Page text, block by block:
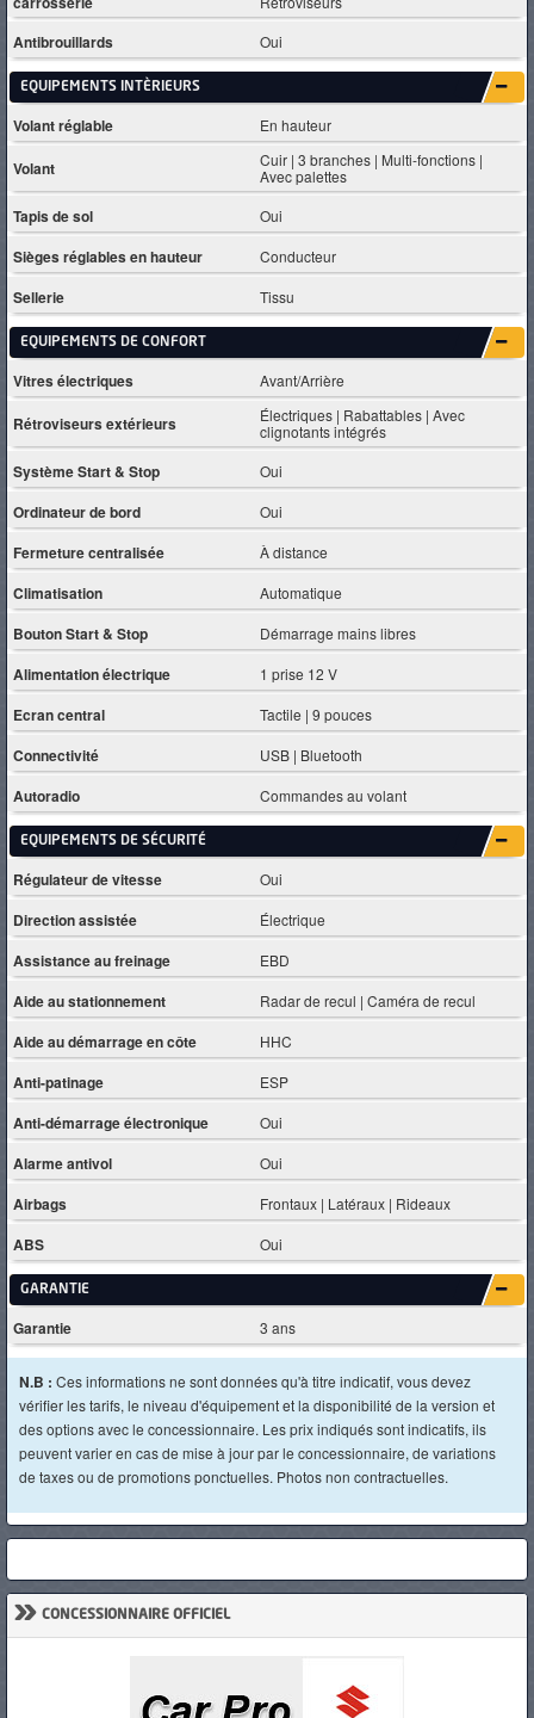
Antibrouillards Oui
EQUIPEMENTS INTÈRIEURS
Volant réglable En hauteur
Volant
Cuir | 3 branches | Multi-fonctions |
Avec palettes
Tapis de sol Oui
Sièges réglables en hauteur Conducteur
Sellerie Tissu
EQUIPEMENTS DE CONFORT
Vitres électriques Avant/Arrière
Rétroviseurs extérieurs
Électriques | Rabattables | Avec
clignotants intégrés
Système Start & Stop Oui
Ordinateur de bord Oui
Fermeture centralisée À distance
Climatisation Automatique
Bouton Start & Stop Démarrage mains libres
Alimentation électrique 1 prise 12 V
Ecran central Tactile | 9 pouces
Connectivité USB | Bluetooth
Autoradio Commandes au volant
EQUIPEMENTS DE SÉCURITÉ
Régulateur de vitesse Oui
Direction assistée Électrique
Assistance au freinage EBD
Aide au stationnement Radar de recul | Caméra de recul
Aide au démarrage en côte HHC
Anti-patinage ESP
Anti-démarrage électronique Oui
Alarme antivol Oui
Airbags Frontaux | Latéraux | Rideaux
ABS Oui
GARANTIE
Garantie 3 ans
N.B : Ces informations ne sont données qu'à titre indicatif, vous devez
vérifier les tarifs, le niveau d'équipement et la disponibilité de la version et
des options avec le concessionnaire. Les prix indiqués sont indicatifs, ils
peuvent varier en cas de mise à jour par le concessionnaire, de variations
de taxes ou de promotions ponctuelles. Photos non contractuelles.
» CONCESSIONNAIRE OFFICIEL